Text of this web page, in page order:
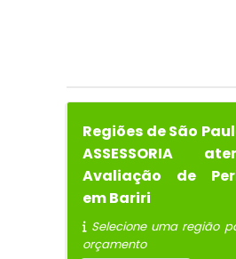
Regiões de São
ASSESSORIA
Avaliação de
em Bariri
Selecione uma região
orçamento